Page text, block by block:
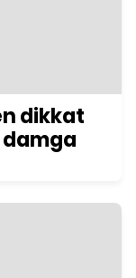
dikkat